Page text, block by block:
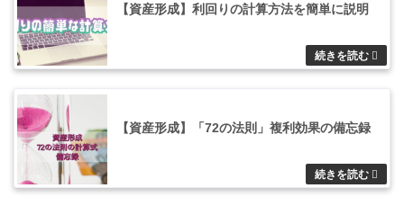
【資産形成】利回りの計算方法を簡単に説明
【資産形成】「72の法則」複利効果の備忘録